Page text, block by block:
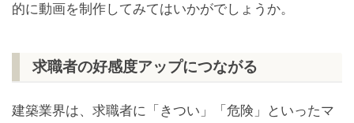
的に動画を制作してみてはいかがでしょうか。
求職者の好感度アップにつながる
建築業界は、求職者に「きつい」「危険」といったマ